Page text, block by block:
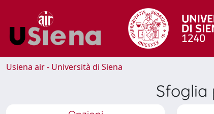
Usiena air - Università di Siena
Sfoglia